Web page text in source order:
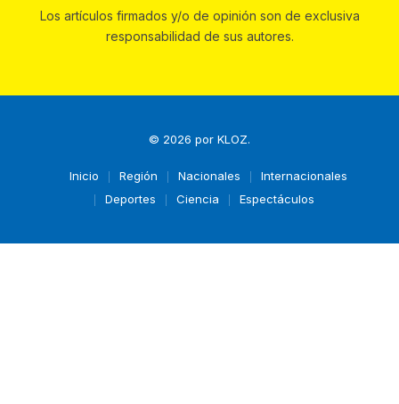
Los artículos firmados y/o de opinión son de exclusiva
responsabilidad de sus autores.
© 2026 por KLOZ.
Inicio Región Nacionales
Internacionales
Deportes
Ciencia Espectáculos